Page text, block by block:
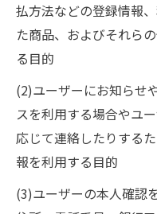
払方法などの登録情報
た商品、およびそれら
る目的
(2)ユーザーにお知らせ
スを利用する場合やユ
応じて連絡したりする
報を利用する目的
(3)ユーザーの本人確認